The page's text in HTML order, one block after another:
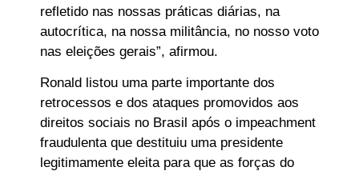
refletido nas nossas práticas diárias, na
autocrítica, na nossa militância, no nosso voto
nas eleições gerais”, afirmou.
Ronald listou uma parte importante dos
retrocessos e dos ataques promovidos aos
direitos sociais no Brasil após o impeachment
fraudulenta que destituiu uma presidente
legitimamente eleita para que as forças do